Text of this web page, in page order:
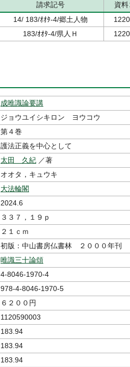
請求記号
資
14/ 183/ｵｵﾀ-4/郷土人物
183/ｵｵﾀ-4/県人Ｈ
成唯識論要講
ジョウユイシキロン ヨウコウ
第４巻
護法正義を中心として
太田 久紀 ／著
オオタ，キュウキ
大法輪閣
2024.6
３３７，１９ｐ
２１ｃｍ
初版：中山書房仏書林 ２０００年刊
唯識三十論頌
4-8046-1970-4
978-4-8046-1970-5
６２００円
1120590003
183.94
183.94
183.94